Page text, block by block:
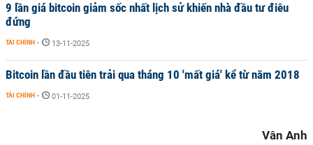
9 lần giá bitcoin giảm sốc nhất lịch sử khiến nhà đầu tư điêu
đứng
TÀI CHÍNH - 13-11-2025
Bitcoin lần đầu tiên trải qua tháng 10 'mất giá' kể từ năm 2018
TÀI CHÍNH - 01-11-2025
Vân Anh